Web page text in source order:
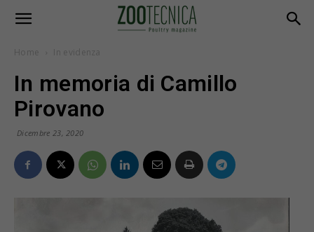
Home In evidenza
In memoria di Camillo
Pirovano
Dicembre 23, 2020